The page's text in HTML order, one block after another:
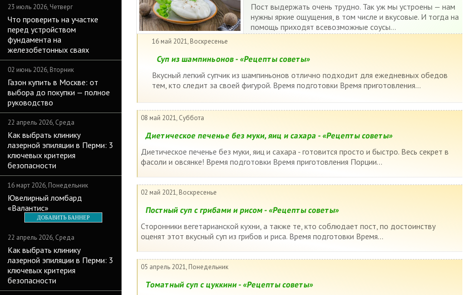
23 июль 2026, Четверг
Что проверить на участке
перед устройством
фундамента на
железобетонных сваях
02 июнь 2026, Вторник
Газон купить в Москве: от
выбора до покупки — полное
руководство
22 апрель 2026, Среда
Как выбрать клинику
лазерной эпиляции в Перми: 3
ключевых критерия
безопасности
16 март 2026, Понедельник
Ювелирный ломбард
«Валантис»
ДОБАВИТЬ БАННЕР
22 апрель 2026, Среда
Как выбрать клинику
лазерной эпиляции в Перми: 3
ключевых критерия
безопасности
Пост выдержать очень трудно. Так уж мы устроены — нам
нужны яркие ощущения, в том числе и вкусовые. И тогда на
помощь приходят всевозможные соусы...
16 май 2021, Воскресенье
Суп из шампиньонов - «Рецепты советы»
Вкусный легкий супчик из шампиньонов отлично подходит для ежедневных обедов
тем, кто следит за своей фигурой. Время подготовки Время приготовления...
08 май 2021, Суббота
Диетическое печенье без муки, яиц и сахара - «Рецепты советы»
Диетическое печенье без муки, яиц и сахара - готовится просто и быстро. Весь секрет в
фасоли и овсянке! Время подготовки Время приготовления Порции...
02 май 2021, Воскресенье
Постный суп с грибами и рисом - «Рецепты советы»
Сторонники вегетарианской кухни, а также те, кто соблюдает пост, по достоинству
оценят этот вкусный суп из грибов и риса. Время подготовки Время...
05 апрель 2021, Понедельник
Томатный суп с цуккини - «Рецепты советы»